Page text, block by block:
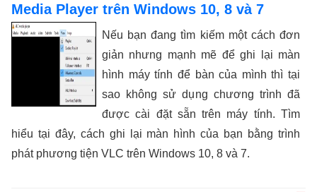
Media Player trên Windows 10, 8 và 7
Nếu bạn đang tìm kiếm một cách đơn
giản nhưng mạnh mẽ để ghi lại màn
hình máy tính để bàn của mình thì tại
sao không sử dụng chương trình đã
được cài đặt sẵn trên máy tính. Tìm
hiểu tại đây, cách ghi lại màn hình của bạn bằng trình
phát phương tiện VLC trên Windows 10, 8 và 7.